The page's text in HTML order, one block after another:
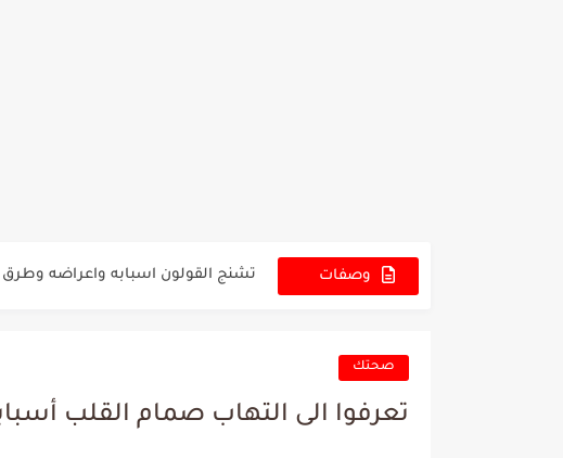
وصفات تعرفوا الى فوائد الرضاعة الطبيعية,
تعرفوا الى العديد من الوصفات
صحتك
تعرفوا الى التهاب صمام القلب